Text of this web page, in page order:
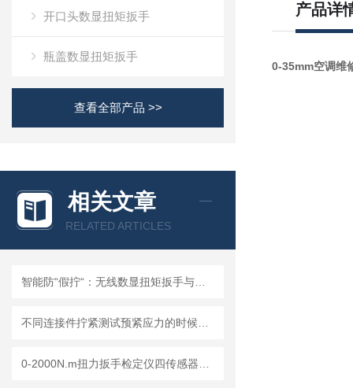
开口头数显扭矩扳手
瓶盖数显扭矩扳手
查看全部产品 >>
相关文章
RELATED ARTICLES
产品详
0-35mm空调维